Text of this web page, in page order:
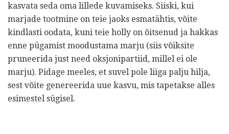
kasvata seda oma lillede kuvamiseks. Siiski, kui
marjade tootmine on teie jaoks esmatähtis, võite
kindlasti oodata, kuni teie holly on õitsenud ja hakkas
enne pügamist moodustama marju (siis võiksite
pruneerida just need oksjonipartiid, millel ei ole
marju). Pidage meeles, et suvel pole liiga palju hilja,
sest võite genereerida uue kasvu, mis tapetakse alles
esimestel sügisel.